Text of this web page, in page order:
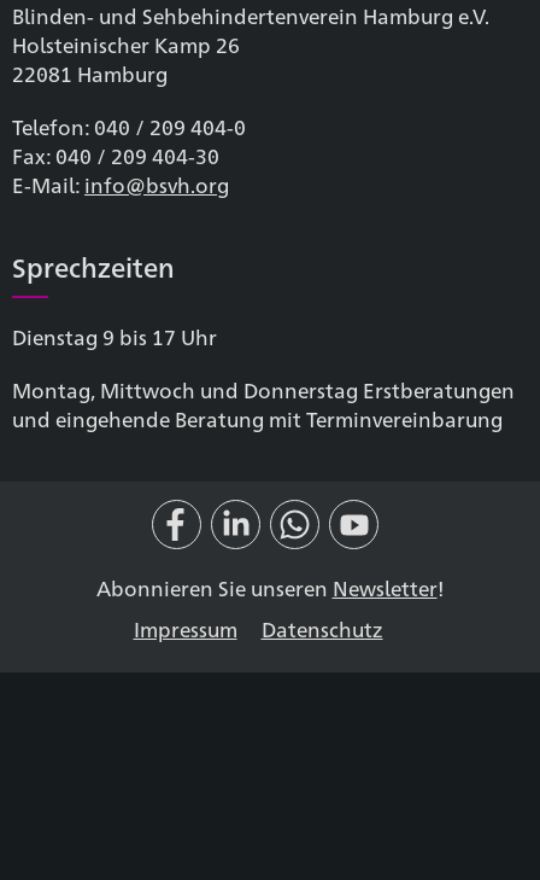
Blinden- und Sehbehinderten­verein Hamburg e.V.
Holsteinischer Kamp 26
22081 Hamburg
Telefon: 040 / 209 404-0
Fax: 040 / 209 404-30
E-Mail: info@bsvh.org
Sprechzeiten
Dienstag 9 bis 17 Uhr
Montag, Mittwoch und Donnerstag Erstberatungen
und eingehende Beratung mit Terminvereinbarung
Abonnieren Sie unseren Newsletter!
Impressum
Datenschutz